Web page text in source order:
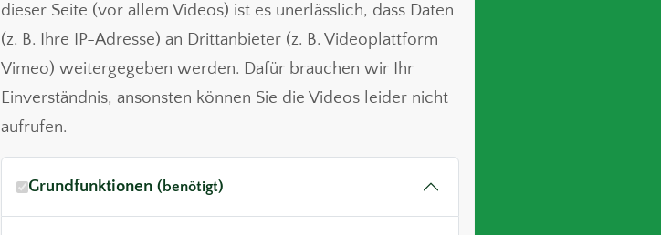
dieser Seite (vor allem Videos) ist es unerlässlich, dass Daten
(z. B. Ihre IP-Adresse) an Drittanbieter (z. B. Videoplattform
Vimeo) weitergegeben werden. Dafür brauchen wir Ihr
Einverständnis, ansonsten können Sie die Videos leider nicht
aufrufen.
Grundfunktionen (benötigt)